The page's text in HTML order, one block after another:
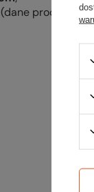
(dane